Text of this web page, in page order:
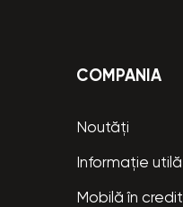
COMPANIA
Noutăți
Informație utilă
Mobilă în credit